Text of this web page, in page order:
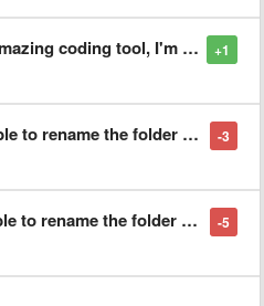
+1
I'm getting more addicted everyday /o/
-3
the sidebar without renaming the original folder name
-5
the sidebar without renaming the original folder name